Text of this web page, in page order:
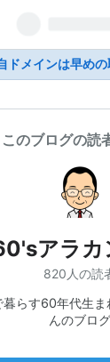
ドメインは早めの
このブログの読
アラカ
820人の読
らす60年代生
んのブログ